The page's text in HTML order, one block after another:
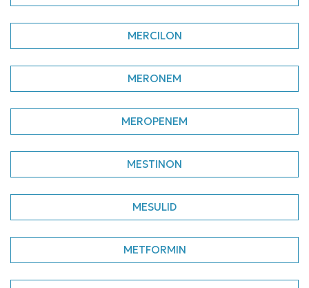
MERCILON
MERONEM
MEROPENEM
MESTINON
MESULID
METFORMIN